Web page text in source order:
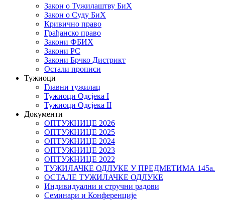
Закон о Тужилаштву БиХ
Закон о Суду БиХ
Кривично право
Грађанско право
Закони ФБИХ
Закони РС
Закони Брчко Дистрикт
Остали прописи
Тужиоци
Главни тужилац
Тужиоци Oдсјекa I
Тужиоци Oдсјекa II
Документи
ОПТУЖНИЦЕ 2026
ОПТУЖНИЦЕ 2025
ОПТУЖНИЦЕ 2024
ОПТУЖНИЦЕ 2023
ОПТУЖНИЦЕ 2022
ТУЖИЛАЧКЕ ОДЛУКЕ У ПРЕДМЕТИМА 145а.
ОСТАЛЕ ТУЖИЛАЧКЕ ОДЛУКЕ
Индивидуални и стручни радови
Семинари и Конференције